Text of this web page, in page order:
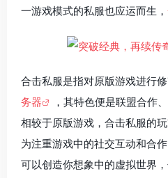
一游戏模式的私服也应运而生，
合击私服是指对原版游戏进行
务器
，其特色便是联盟合作
相较于原版游戏，合击私服的
为注重游戏中的社交互动和合
可以创造你想象中的虚拟世界